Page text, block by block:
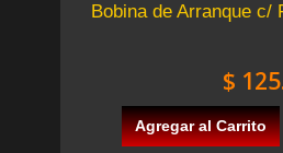
Bobina de Arranque c/
$
Agregar al Carrito